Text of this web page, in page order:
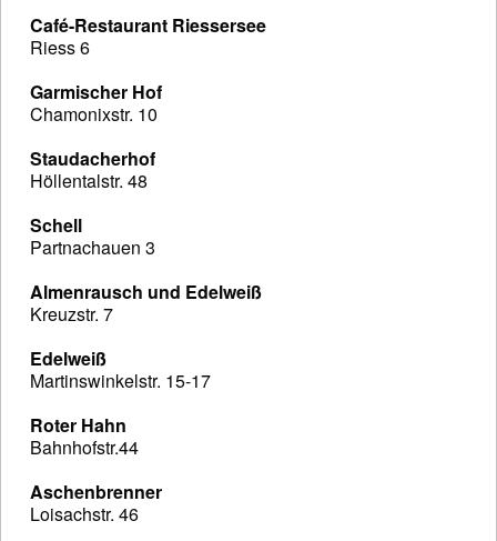
Café-Restaurant Riessersee
Riess 6
Garmischer Hof
Chamonixstr. 10
Staudacherhof
Höllentalstr. 48
Schell
Partnachauen 3
Almenrausch und Edelweiß
Kreuzstr. 7
Edelweiß
Martinswinkelstr. 15-17
Roter Hahn
Bahnhofstr.44
Aschenbrenner
Loisachstr. 46